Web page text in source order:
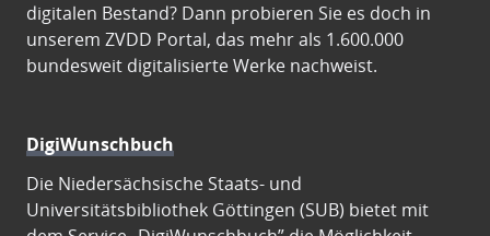
digitalen Bestand? Dann probieren Sie es doch in
unserem ZVDD Portal, das mehr als 1.600.000
bundesweit digitalisierte Werke nachweist.
DigiWunschbuch
Die Niedersächsische Staats- und
Universitätsbibliothek Göttingen (SUB) bietet mit